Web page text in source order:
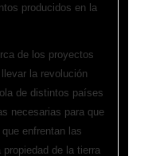
producidos en la
de los proyectos
la revolución
de distintos países
necesarias para que
enfrentan las
de la tierra